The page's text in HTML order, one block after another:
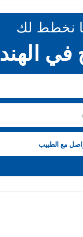
نخطط لك
في الهند